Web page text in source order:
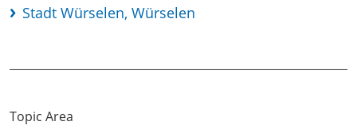
Stadt Würselen, Würselen
Topic Area